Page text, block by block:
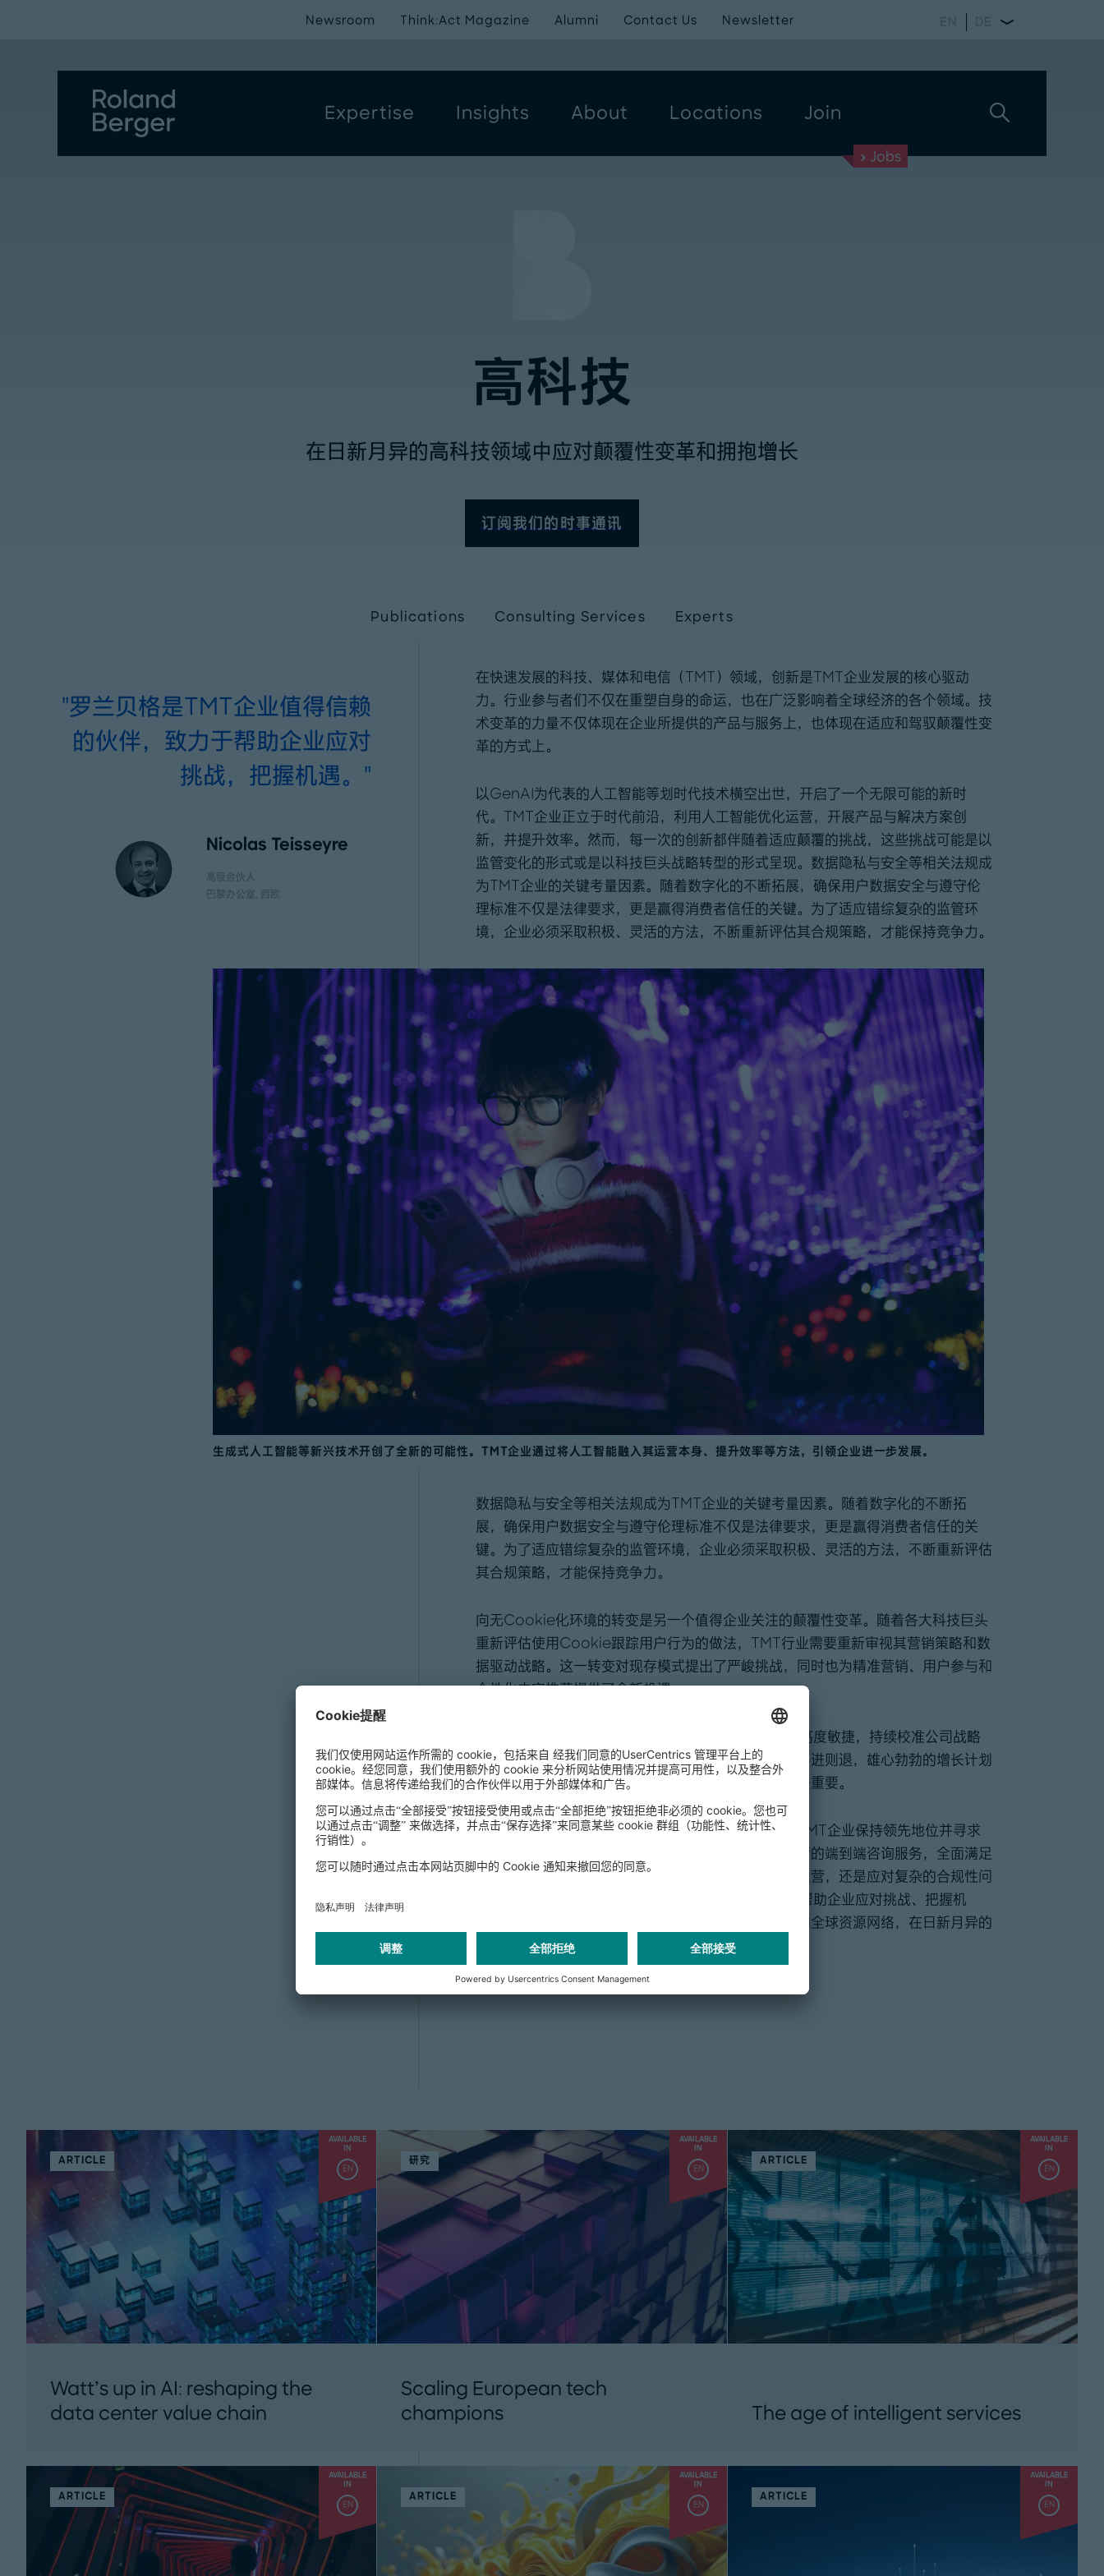
Expertise Insights About Locations Join
Newsroom Think:Act Magazine Alumni Contact Us Newsletter EN
Jobs
高科技
在日新月异的高科技领域中应对颠覆性变革和拥抱增长
订阅我们的时事通讯
Publications Consulting Services Experts
"罗兰贝格是TMT企业值得信赖
的伙伴，致力于帮助企业应对
挑战，把握机遇。"
Nicolas Teisseyre
高级合伙人
巴黎办公室, 西欧
在快速发展的科技、媒体和电信（TMT）领域，创新是TMT企业发展的核心驱动
力。行业参与者们不仅在重塑自身的命运，也在广泛影响着全球经济的各个领域。技
术变革的力量不仅体现在企业所提供的产品与服务上，也体现在适应和驾驭颠覆性变
革的方式上。
以GenAI为代表的人工智能等划时代技术横空出世，开启了一个无限可能的新时
代。TMT企业正立于时代前沿，利用人工智能优化运营，开展产品与解决方案创
新，并提升效率。然而，每一次的创新都伴随着适应颠覆的挑战，这些挑战可能是以
监管变化的形式或是以科技巨头战略转型的形式呈现。数据隐私与安全等相关法规成
为TMT企业的关键考量因素。随着数字化的不断拓展，确保用户数据安全与遵守伦
理标准不仅是法律要求，更是赢得消费者信任的关键。为了适应错综复杂的监管环
境，企业必须采取积极、灵活的方法，不断重新评估其合规策略，才能保持竞争力。
生成式人工智能等新兴技术开创了全新的可能性。TMT企业通过将人工智能融入其运营本身、提升效率等方法，引领企业进一步发展。
数据隐私与安全等相关法规成为TMT企业的关键考量因素。随着数字化的不断拓
展，确保用户数据安全与遵守伦理标准不仅是法律要求，更是赢得消费者信任的关
键。为了适应错综复杂的监管环境，企业必须采取积极、灵活的方法，不断重新评估
其合规策略，才能保持竞争力。
向无Cookie化环境的转变是另一个值得企业关注的颠覆性变革。随着各大科技巨头
重新评估使用Cookie跟踪用户行为的做法，TMT行业需要重新审视其营销策略和数
据驱动战略。这一转变对现存模式提出了严峻挑战，同时也为精准营销、用户参与和
个性化内容推荐提供了全新机遇。
在充满不确定性和挑战的环境中，TMT企业需要保持高度敏捷，持续校准公司战略
定位、价值主张、运营模式与增长路径。逆水行舟、不进则退，雄心勃勃的增长计划
（包括内生增长与外部杠杆）对于企业保持竞争力至关重要。
作为全球排名第一的独立咨询公司，罗兰贝格是帮助TMT企业保持领先地位并寻求
加速发展的首选合作伙伴。罗兰贝格提供从战略到运营的端到端咨询服务，全面满足
技术驱动型企业的发展需求。无论是制定战略、优化运营，还是应对复杂的合规性问
题，罗兰贝格都是TMT企业值得信赖的伙伴，致力于帮助企业应对挑战、把握机
遇。科技公司可以借助罗兰贝格的专业知识、洞察力和全球资源网络，在日新月异的
TMT行业中保持韧性，在应对变革的同时茁壮成长。
AVAILABLE
IN
EN
ARTICLE
Watt’s up in AI: reshaping the
data center value chain
winners and losers in the engineering
products and services...
AVAILABLE
IN
EN
研究
Scaling European tech
champions
tech companies – a European tech stack.
We explore the levers for...
AVAILABLE
IN
EN
ARTICLE
The age of intelligent services
digital services industry...
AVAILABLE
IN
EN
ARTICLE
AVAILABLE
IN
EN
ARTICLE
AVAILABLE
IN
EN
ARTICLE